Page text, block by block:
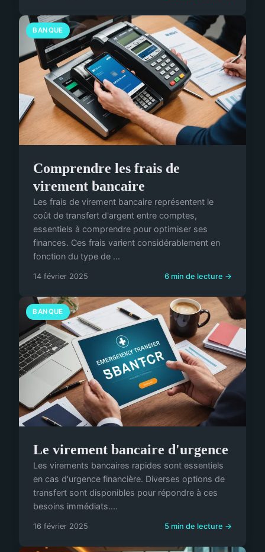
BANQUE
Comprendre les frais de
virement bancaire
Les frais de virement bancaire représentent le
coût de transfert d'argent entre comptes,
essentiels à comprendre pour optimiser ses
finances. Ces frais varient considérablement en
fonction du type de ...
14 février 2025 6 min de lecture →
BANQUE
Le virement bancaire d'urgence
Les virements bancaires rapides sont essentiels
en cas d'urgence financière. Diverses options de
transfert sont disponibles pour répondre à ces
besoins immédiats....
16 février 2025 5 min de lecture →